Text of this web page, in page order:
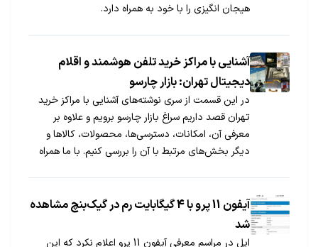
هیجان انگیزی را با خود به همراه دارد.
آشنایی با مراکز خرید تلفن هوشمند و اقلام
دیجیتال تهران: بازار‌ چارسو
در این قسمت از سری نوشته‌های آشنایی با مراکز خرید
تهران قصد داریم سراغ بازار چارسو برویم و علاوه بر
معرفی آن، امکانات، دسترسی‌ها، محصولات، کالاها و
دیگر بخش‌های مرتبط با آن را بررسی کنیم. با ما همراه
آیفون 11 پرو با 4 گیگابایت رم در گیک‌بنچ مشاهده
شد
اپل در مراسم معرفی آیفون 11 پرو اعلام نکرد که این